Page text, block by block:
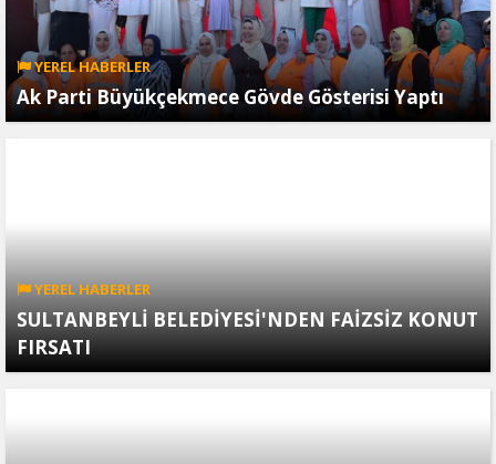
YEREL HABERLER
Ak Parti Büyükçekmece Gövde Gösterisi Yaptı
YEREL HABERLER
SULTANBEYLİ BELEDİYESİ'NDEN FAİZSİZ KONUT
FIRSATI